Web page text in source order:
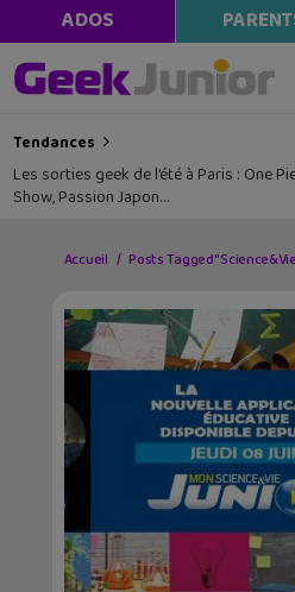
ADOS
Tendances
Les sorties geek de l’été à Paris : One
Show, Passion Japon…
Accueil Posts Tagged